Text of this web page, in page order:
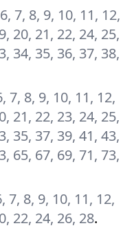
7, 8, 9, 10, 11, 12,
20, 21, 22, 24, 25,
34, 35, 36, 37, 38,
7, 8, 9, 10, 11, 12,
21, 22, 23, 24, 25,
35, 37, 39, 41, 43,
65, 67, 69, 71, 73,
7, 8, 9, 10, 11, 12,
22, 24, 26, 28.